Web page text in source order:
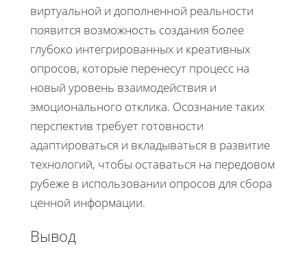
виртуальной и дополненной реальности
появится возможность создания более
глубоко интегрированных и креативных
опросов, которые перенесут процесс на
новый уровень взаимодействия и
эмоционального отклика. Осознание таких
перспектив требует готовности
адаптироваться и вкладываться в развитие
технологий, чтобы оставаться на передовом
рубеже в использовании опросов для сбора
ценной информации.
Вывод